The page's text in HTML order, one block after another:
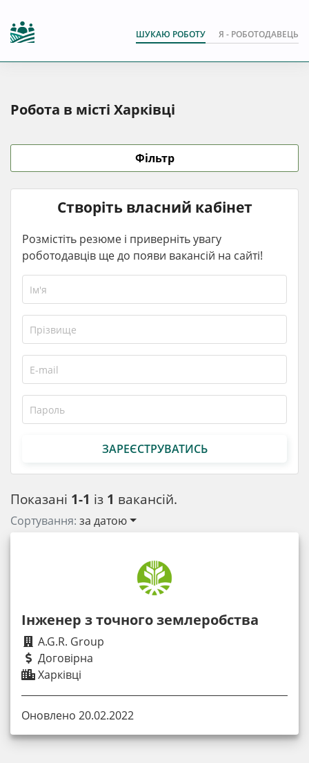
ШУКАЮ РОБОТУ Я - РОБОТОДАВЕЦЬ
Робота в місті Харківці
Показані 1-1 із 1 вакансій.
Сортування: за датою
Інженер з точного землеробства
A.G.R. Group
Договірна
Харківці
Оновлено 20.02.2022
Фільтр
Створіть власний кабінет
Розмістіть резюме і приверніть увагу
роботодавців ще до появи вакансій на сайті!
ЗАРЕЄСТРУВАТИСЬ